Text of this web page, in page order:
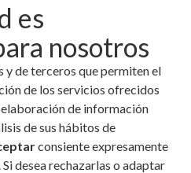
es
nosotros
de terceros que permiten el
de los servicios ofrecidos
de información
de sus hábitos de
consiente expresamente
desea rechazarlas o adaptar
es de información general y en
el tratamiento ni las
de su médico.